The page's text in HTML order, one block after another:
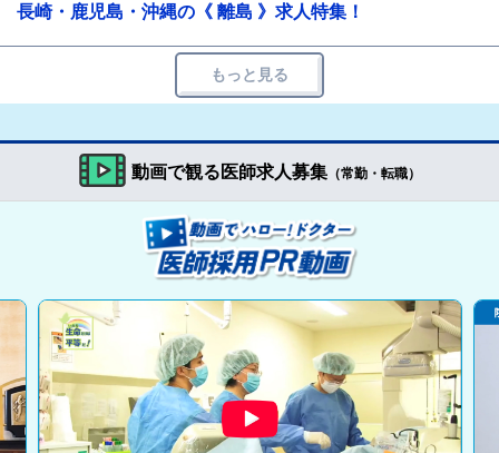
長崎・鹿児島・沖縄の《 離島 》求人特集！
もっと見る
動画で観る医師求人募集（常勤・転職）